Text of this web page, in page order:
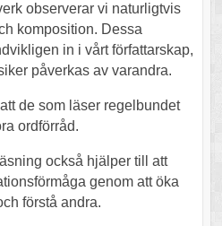
observerar vi naturligtvis
komposition. Dessa
in i vårt författarskap,
påverkas av varandra.
de som läser regelbundet
ordförråd.
också hjälper till att
genom att öka
förstå andra.